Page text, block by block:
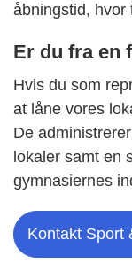
åbningstid, hvor
Er du fra en
Hvis du som
at låne vores
De
lokaler samt en
gymnasiernes
Kontakt Sport